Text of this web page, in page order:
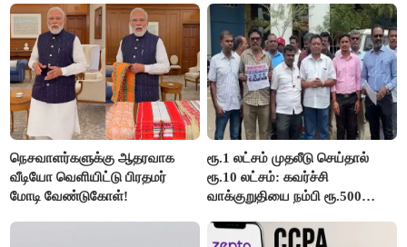
விஜய் பதில்!
நெசவாளர்களுக்கு ஆதரவாக
வீடியோ வெளியிட்டு பிரதமர்
மோடி வேண்டுகோள்!
ரூ.1 லட்சம் முதலீடு செய்தால்
ரூ.10 லட்சம்: கவர்ச்சி
வாக்குறுதியை நம்பி ரூ.500
மக்கள்!